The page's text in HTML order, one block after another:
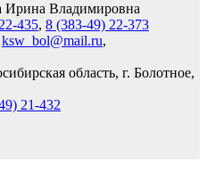
Ирина Владимировна
435, 8 (383-49) 22-373
ksw_bol@mail.ru,
область, г. Болотное,
21-432